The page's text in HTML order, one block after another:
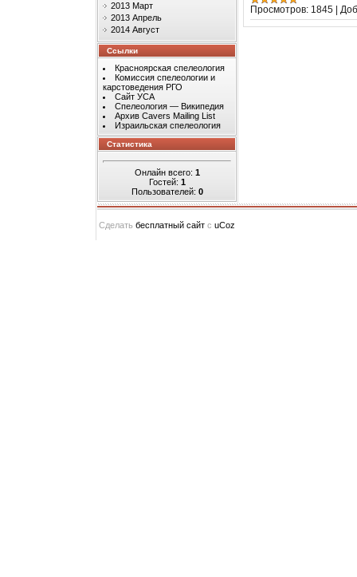
2013 Март
2013 Апрель
2014 Август
Ссылки
Красноярская спелеология
Комиссия спелеологии и
карстоведения РГО
Сайт УСА
Спелеология — Википедия
Архив Cavers Mailing List
Израильская спелеология
Статистика
Онлайн всего: 1
Гостей: 1
Пользователей: 0
Просмотров: 1845 |
Сделать бесплатный сайт с uCoz